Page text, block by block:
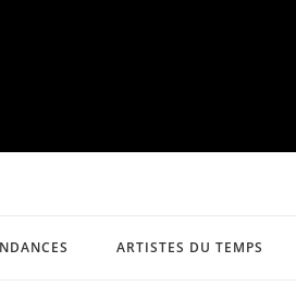
ARTISTES DU TEMPS